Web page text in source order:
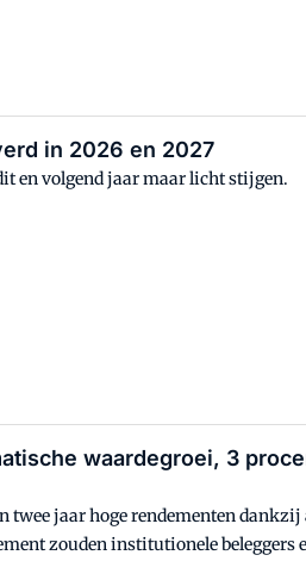
in 2026 en 2027
en volgend jaar maar licht stijgen.
waardegroei, 3
jaar hoge rendementen
zouden institutionele beleggers